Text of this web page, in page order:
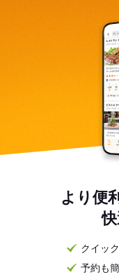
より便
クイッ
予約も